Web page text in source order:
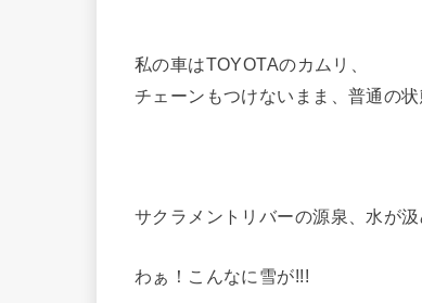
私の車はTOYOTAのカムリ、
チェーンもつけないまま、普通の
サクラメントリバーの源泉、水が
わぁ！こんなに雪が!!!